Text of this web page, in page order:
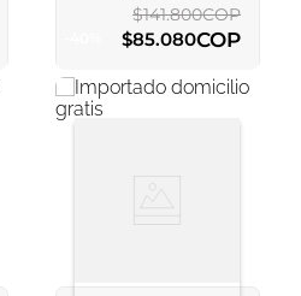
$141.800COP
$85.080COP
AGREGAR AL CARRITO